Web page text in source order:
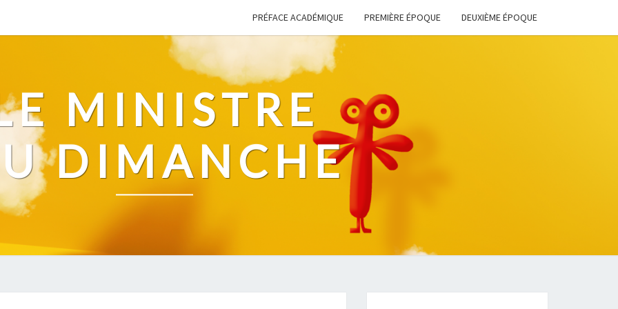
PRÉFACE ACADÉMIQUE PREMIÈRE ÉPOQUE DEUXIÈME ÉPOQUE
MINISTRE
DIMANCHE